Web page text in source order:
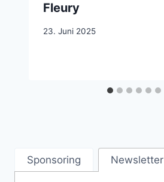
Fleury
23. Juni 2025
Sponsoring Newsletter